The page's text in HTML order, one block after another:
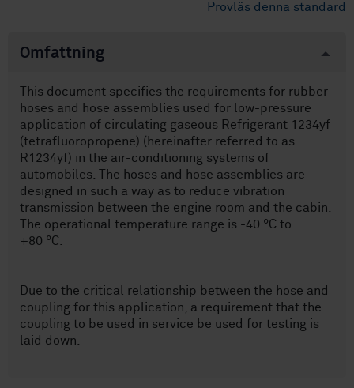
Provläs denna standard
Omfattning
This document specifies the requirements for rubber
hoses and hose assemblies used for low-pressure
application of circulating gaseous Refrigerant 1234yf
(tetrafluoropropene) (hereinafter referred to as
R1234yf) in the air-conditioning systems of
automobiles. The hoses and hose assemblies are
designed in such a way as to reduce vibration
transmission between the engine room and the cabin.
The operational temperature range is -40 °C to
+80 °C.
Due to the critical relationship between the hose and
coupling for this application, a requirement that the
coupling to be used in service be used for testing is
laid down.